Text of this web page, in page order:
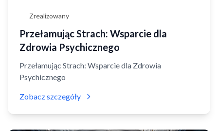
Zrealizowany
Przełamując Strach: Wsparcie dla
Zdrowia Psychicznego
Przełamując Strach: Wsparcie dla Zdrowia
Psychicznego
Zobacz szczegóły